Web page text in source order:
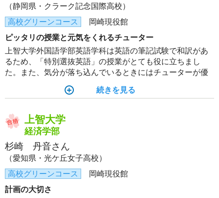
（静岡県・クラーク記念国際高校）
高校グリーンコース
岡崎現役館
ピッタリの授業と元気をくれるチューター
上智大学外国語学部英語学科は英語の筆記試験で和訳があ
るため、「特別選抜英語」の授業がとても役に立ちまし
た。また、気分が落ち込んでいるときにはチューターが優
続きを見る
上智大学
経済学部
杉崎 丹音さん
（愛知県・光ケ丘女子高校）
高校グリーンコース
岡崎現役館
計画の大切さ